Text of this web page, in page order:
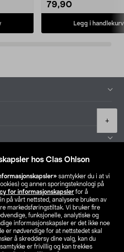
hos Clas Ohlson
samtykker du i at vi
og annen sporingsteknologi på
for informasjonskapsler for å
på vårt nettsted, analysere bruken av
markedsføringstiltak. Vi bruker fire
funksjonelle, analytiske og
informasjonskapsler er det ikke noe
er nødvendige for at nettstedet skal
å skreddersy dine valg, kan du
er frivillig og kan trekkes
+
79,90
Legg i handlekurv
din butikk
NO FI